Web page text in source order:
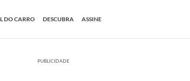
DO CARRO DESCUBRA ASSINE
PUBLICIDADE